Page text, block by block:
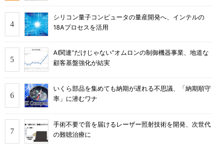
シリコン量子コンピュータの量産開発へ、インテルの
18Aプロセスを活用
AI関連“だけじゃない”オムロンの制御機器事業、地道な
顧客基盤強化が結実
いくら部品を集めても納期が遅れる不思議、「納期順守
率」に潜むワナ
手術不要で音を届けるレーザー照射技術を開発、次世代
の難聴治療に